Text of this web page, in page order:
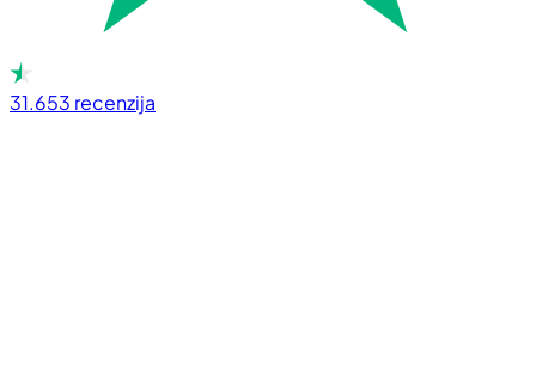
31.653 recenzija